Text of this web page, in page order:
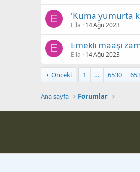
E 'Kuma yumurta
Ella 14 Ağu 2023
E Emekli maaşı
Ella 14 Ağu 2023
Önceki 1 … 6530
Ana sayfa Forumlar